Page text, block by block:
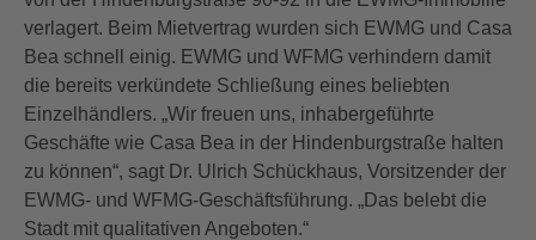
verlagert. Beim Mietvertrag wurden sich EWMG und Casa
Bea schnell einig. EWMG und WFMG verhindern damit
die bereits verkündete Schließung eines beliebten
Einzelhändlers. „Wir freuen uns, inhabergeführte
Geschäfte wie Casa Bea in der Hindenburgstraße halten
zu können“, sagt Dr. Ulrich Schückhaus, Vorsitzender der
EWMG- und WFMG-Geschäftsführung. „Das belebt die
Stadt mit qualitativen Angeboten.“